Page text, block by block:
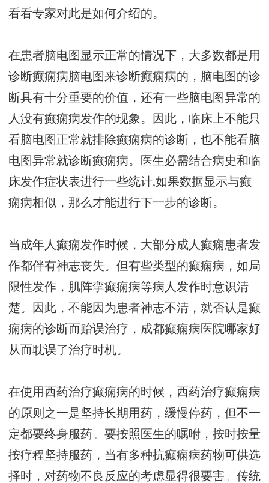
看看专家对此是如何介绍的。
在患者脑电图显示正常的情况下，大多数都是用
诊断癫痫病脑电图来诊断癫痫病的，脑电图的诊
断具有十分重要的价值，还有一些脑电图异常的
人没有癫痫病发作的现象。因此，临床上不能只
看脑电图正常就排除癫痫病的诊断，也不能看脑
电图异常就诊断癫痫病。医生必需结合病史和临
床发作症状表进行一些统计,如果数据显示与癫
痫病相似，那么才能进行下一步的诊断。
当成年人癫痫发作时候，大部分成人癫痫患者发
作都伴有神志丧失。但有些类型的癫痫病，如局
限性发作，肌阵挛癫痫病等病人发作时意识清
楚。因此，不能因为患者神志不清，就否认是癫
痫病的诊断而贻误治疗， 成都癫痫病医院哪家好
从而耽误了治疗时机。
在使用西药治疗癫痫病的时候，西药治疗癫痫病
的原则之一是坚持长期用药，缓慢停药，但不一
定都要终身服药。要按照医生的嘱咐，按时按量
按疗程坚持服药，当有多种抗癫痫病药物可供选
择时，对药物不良反应的考虑显得很要害。传统